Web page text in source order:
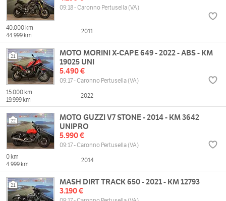
09:18 - Caronno Pertusella (VA)
40.000 km
44.999 km
2011
21
MOTO MORINI X-CAPE 649 - 2022 - ABS - KM
19025 UNI
5.490 €
09:17 - Caronno Pertusella (VA)
15.000 km
19.999 km
2022
22
MOTO GUZZI V7 STONE - 2014 - KM 3642
UNIPRO
5.990 €
09:17 - Caronno Pertusella (VA)
0 km
4.999 km
2014
21
MASH DIRT TRACK 650 - 2021 - KM 12793
3.190 €